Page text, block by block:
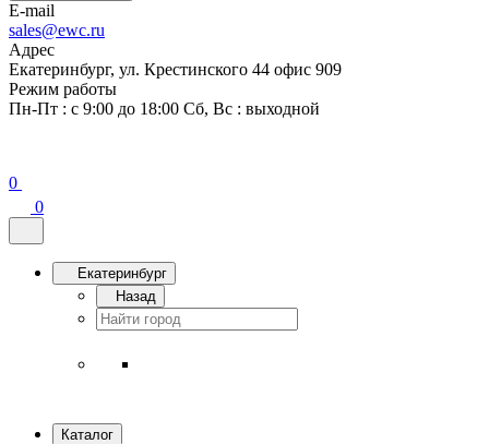
E-mail
sales@ewc.ru
Адрес
Екатеринбург, ул. Крестинского 44 офис 909
Режим работы
Пн-Пт : с 9:00 до 18:00 Сб, Вс : выходной
0
0
Екатеринбург
Назад
Каталог